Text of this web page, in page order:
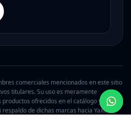
comerciales mencionados en este sitio
titulares. Su uso es meramente
ofrecidos en el catálogo y no
de dichas marcas hacia Yaxa.